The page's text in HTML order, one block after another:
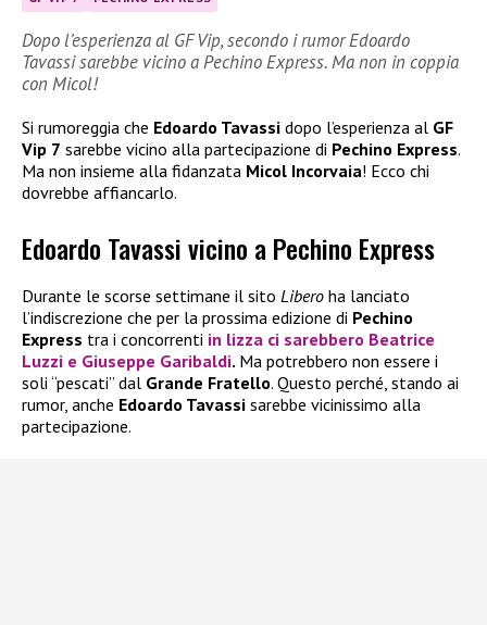
Dopo l’esperienza al GF Vip, secondo i rumor Edoardo
Tavassi sarebbe vicino a Pechino Express. Ma non in coppia
con Micol!
Si rumoreggia che Edoardo Tavassi dopo l’esperienza al GF
Vip 7 sarebbe vicino alla partecipazione di Pechino Express.
Ma non insieme alla fidanzata Micol Incorvaia! Ecco chi
dovrebbe affiancarlo.
Edoardo Tavassi vicino a Pechino Express
Durante le scorse settimane il sito Libero ha lanciato
l’indiscrezione che per la prossima edizione di Pechino
Express tra i concorrenti in lizza ci sarebbero Beatrice
Luzzi e Giuseppe Garibaldi. Ma potrebbero non essere i
soli “pescati” dal Grande Fratello. Questo perché, stando ai
rumor, anche Edoardo Tavassi sarebbe vicinissimo alla
partecipazione.